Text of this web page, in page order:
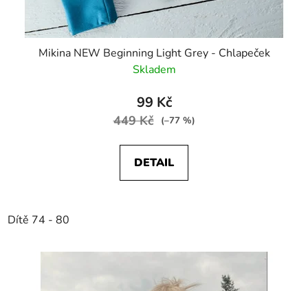
Mikina NEW Beginning Light Grey - Chlapeček
Skladem
99 Kč
449 Kč (–77 %)
DETAIL
Dítě 74 - 80